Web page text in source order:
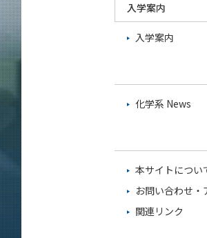
入学案内
入学案内
化学系 News
本サイトについ
お問い合わせ・
関連リンク